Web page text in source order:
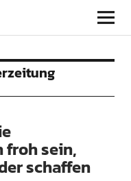
froh sein,
schaffen